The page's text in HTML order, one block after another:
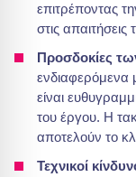
επιτρέποντας
στις
Προσδοκίες
ενδιαφερόμενα
είναι
του έργου. Η
αποτελούν το
Τεχνικοί